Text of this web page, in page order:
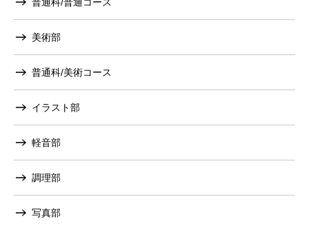
美術部
普通科/美術コース
イラスト部
軽音部
調理部
写真部